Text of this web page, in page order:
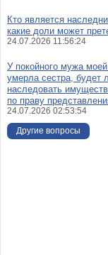
Кто является
какие доли может
24.07.2026 11:56:24
У покойного мужа
умерла сестра, будет
наследовать
по праву
24.07.2026 02:53:54
Другие вопросы